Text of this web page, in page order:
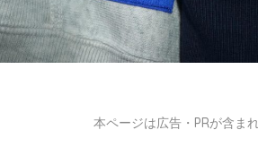
本ページは広告・PRが含ま